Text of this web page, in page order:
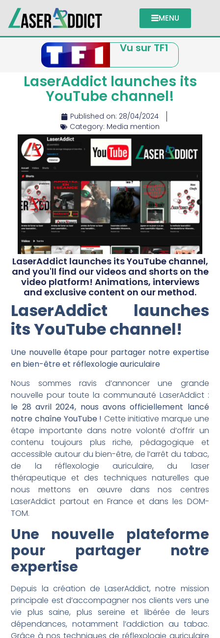
MENU
Vu sur TF1
LaserAddict launches its
YouTube channel!
Published on: 28/04/2024
Category: Media mention
LaserAddict launches its YouTube channel,
and you'll find our videos and shorts on the
video platform! Animations, interviews
and exclusive content on our method.
LaserAddict launches
its YouTube channel!
Une nouvelle étape pour partager notre expertise
en bien-être et réflexologie auriculaire
Nous sommes ravis d’annoncer une grande
nouvelle pour toute la communauté LaserAddict :
le 28 avril 2024, nous avons officiellement lancé
notre chaîne YouTube ! Cette initiative marque une
étape importante dans notre volonté d’offrir un
contenu toujours plus riche, pédagogique et
accessible autour du bien-être, de l’arrêt du tabac,
de la réflexologie auriculaire, du laser
thérapeutique et des techniques naturelles que
nous mettons en œuvre dans nos centres
LaserAddict partout en France et dans les DOM-
TOM.
Une nouvelle plateforme
pour partager notre
expertise
Depuis la création de LaserAddict, notre mission
principale est d’accompagner nos clients vers une
vie plus saine, plus sereine et libérée de leurs
dépendances, notamment l’addiction au tabac.